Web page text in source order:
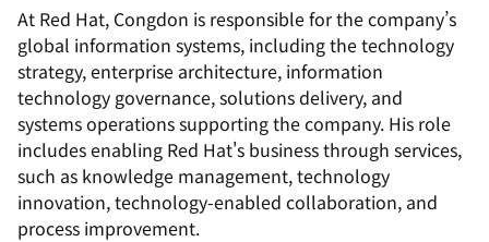
At Red Hat, Congdon is responsible for the company’s
global information systems, including the technology
strategy, enterprise architecture, information
technology governance, solutions delivery, and
systems operations supporting the company. His role
includes enabling Red Hat's business through services,
such as knowledge management, technology
innovation, technology-enabled collaboration, and
process improvement.